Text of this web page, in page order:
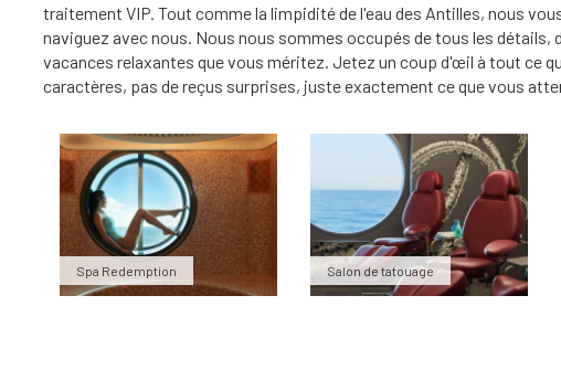
traitement VIP. Tout comme la limpidité de l'eau des Antilles, nous
naviguez avec nous. Nous nous sommes occupés de tous les détails,
vacances relaxantes que vous méritez. Jetez un coup d'œil à tout ce
caractères, pas de reçus surprises, juste exactement ce que vous
Spa Redemption Salon de tatouage